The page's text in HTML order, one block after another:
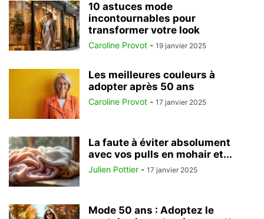
10 astuces mode
incontournables pour
transformer votre look
Caroline Provot - 19 janvier 2025
Les meilleures couleurs à
adopter après 50 ans
Caroline Provot - 17 janvier 2025
La faute à éviter absolument
avec vos pulls en mohair et...
Julien Pottier - 17 janvier 2025
Mode 50 ans : Adoptez le